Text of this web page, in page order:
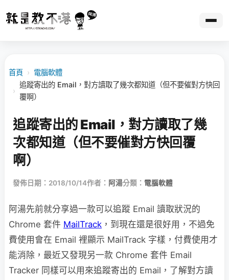
首頁 › 電腦軟體
›
追蹤寄出的 Email，對方讀取了幾次都知道（但不要催對方快回
覆啊）
追蹤寄出的 Email，對方讀取了幾
次都知道（但不要催對方快回覆
啊）
發佈日期：2018/10/14作者： 阿湯分類： 電腦軟體
阿湯先前就分享過一款可以追蹤 Email 讀取狀況的
Chrome 套件 MailTrack ，到現在還是很好用，不過免
費使用會在 Email 裡顯示 MailTrack 字樣，付費使用才
能消除，最近又發現另一款 Chrome 套件 Email
Tracker 同樣可以用來追蹤寄出的 Email，了解對方讀